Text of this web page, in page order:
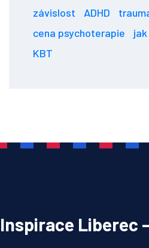
závislost
ADHD
cena psychoterapie
KBT
Inspirace Liberec